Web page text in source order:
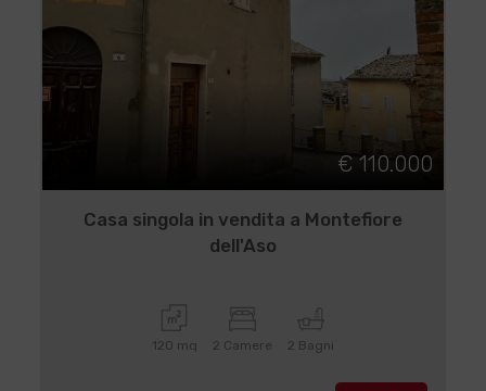
€ 110.000
Casa singola in vendita a Montefiore
dell'Aso
120 mq 2 Camere 2 Bagni